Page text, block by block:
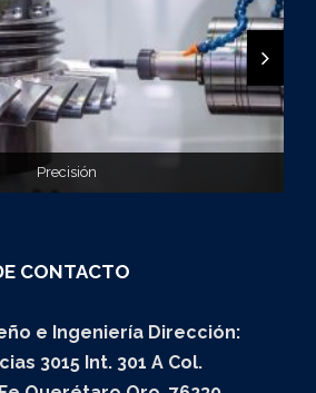
Precisión
Diseño
en tu proyecto
CONTACTO
e Ingeniería Dirección:
3015 Int. 301 A Col.